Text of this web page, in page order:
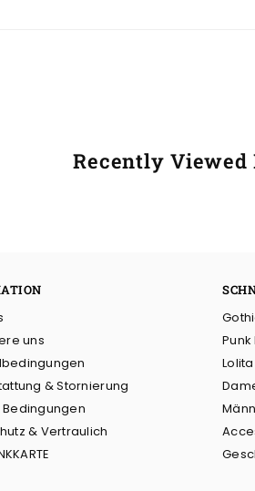
Recently Viewed
uns
& Stornierung
Bedingungen
& Vertraulich